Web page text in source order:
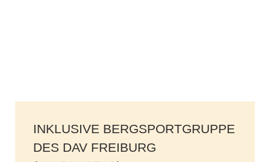
INKLUSIVE BERGSPORTGRUPPE
DES DAV FREIBURG